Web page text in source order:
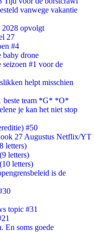
vanwege vakantie
2028 opvolgt
27
#4
baby drone
#1 voor de
helpt misschien
beste team *G* *O*
je kan het niet stop
#50
27 Augustus Netflix/YT
letters)
letters)
letters)
is de
topic #31
En soms goede